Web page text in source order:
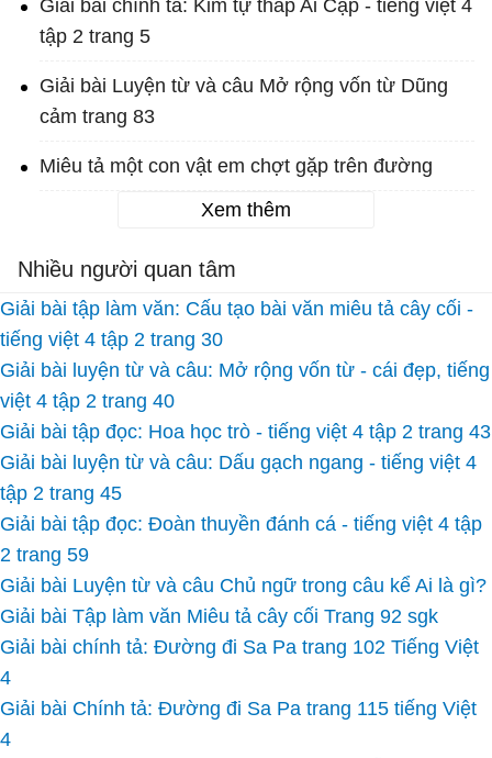
Giải bài chính tả: Kim tự tháp Ai Cập - tiếng việt 4
tập 2 trang 5
Giải bài Luyện từ và câu Mở rộng vốn từ Dũng
cảm trang 83
Miêu tả một con vật em chợt gặp trên đường
Xem thêm
Nhiều người quan tâm
Giải bài tập làm văn: Cấu tạo bài văn miêu tả cây cối -
tiếng việt 4 tập 2 trang 30
Giải bài luyện từ và câu: Mở rộng vốn từ - cái đẹp, tiếng
việt 4 tập 2 trang 40
Giải bài tập đọc: Hoa học trò - tiếng việt 4 tập 2 trang 43
Giải bài luyện từ và câu: Dấu gạch ngang - tiếng việt 4
tập 2 trang 45
Giải bài tập đọc: Đoàn thuyền đánh cá - tiếng việt 4 tập
2 trang 59
Giải bài Luyện từ và câu Chủ ngữ trong câu kể Ai là gì?
Giải bài Tập làm văn Miêu tả cây cối Trang 92 sgk
Giải bài chính tả: Đường đi Sa Pa trang 102 Tiếng Việt
4
Giải bài Chính tả: Đường đi Sa Pa trang 115 tiếng Việt
4